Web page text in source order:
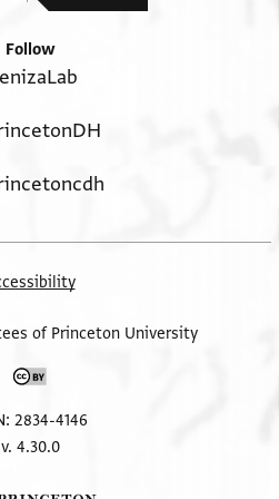
דאר סלאמה בן בשר אלשופט
אכוה . . ואחד . . . . . . . . . . [
. . . . . . . . . . . . . . . . . . . [
. . . . . . . . . . . . . . . . . . . [
. . . . . . . . . . . . . . . . . . . [
. . . . . . . . . אצלי בת . . . . [
וקאלו גמיע מא קלתה קד
אלאמיר אלסיד ואלכניסה
מצית אלא אבו אלחסן עמאר
לדור בני עלאן אבו אלמחאסן
אסד אידהם אללה וכאטבתהם
Follow
of Princeton University
2834-4146
v. 4.30.0